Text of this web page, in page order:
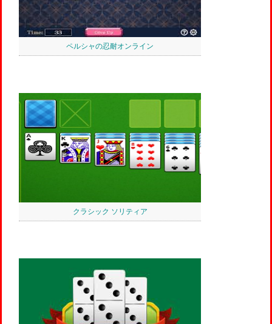
ペルシャの忍耐オンライン
クラシック ソリティア